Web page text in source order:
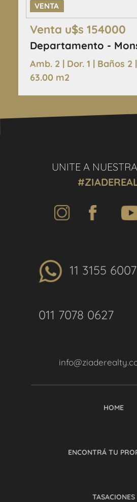
VENTA
Venta u$s 154000
Departamento -
Amb. 2 | Dor. 1 | Baños 2
63.00 m2
UNITE A
11 3155 6007
011 7078 0627
HOME
ENCONTRÁ TU
TASACIONES